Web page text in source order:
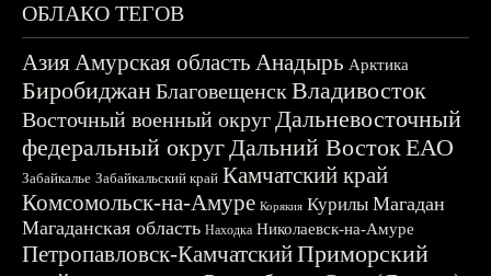
ОБЛАКО ТЕГОВ
АзияАмурская область Анадырь Арктика
БиробиджанБлаговещенскВладивосток
Восточный военный округДальневосточный
федеральный округДальний ВостокЕАО
Забайкалье Забайкальский край Камчатский край
Комсомольск-на-Амуре Корякия Курилы Магадан
Магаданская область Находка Николаевск-на-Амуре
Петропавловск-КамчатскийПриморский